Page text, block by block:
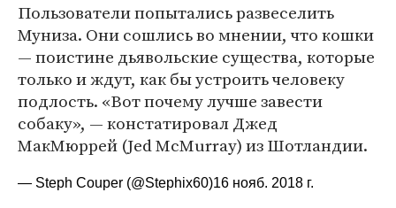
Пользователи попытались развеселить
Муниза. Они сошлись во мнении, что кошки
— поистине дьявольские существа, которые
только и ждут, как бы устроить человеку
подлость. «Вот почему лучше завести
собаку», — констатировал Джед
МакМюррей (Jed McMurray) из Шотландии.
— Steph Couper (@Stephix60)16 нояб. 2018 г.